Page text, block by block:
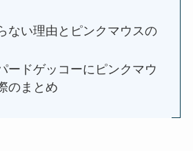
ない理由とピンクマウスの
ードゲッコーにピンクマウ
のまとめ